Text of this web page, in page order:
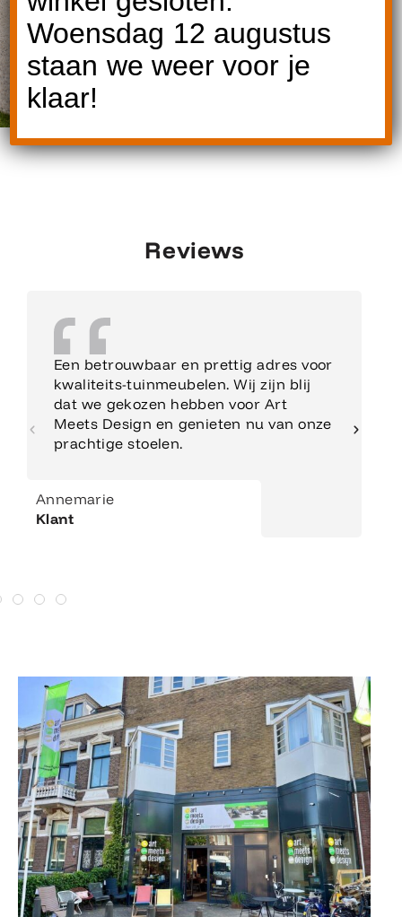
Reviews
Een betrouwbaar en prettig adres voor
kwaliteits-tuinmeubelen. Wij zijn blij
dat we gekozen hebben voor Art
Meets Design en genieten nu van onze
prachtige stoelen.
Annemarie
Klant
Woensdag 12 augustus
staan we weer voor je
klaar!